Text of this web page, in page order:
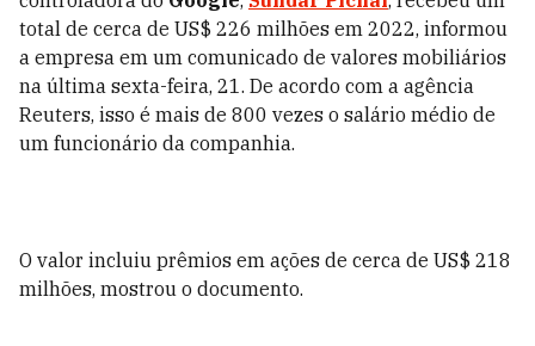
total de cerca de US$ 226 milhões em 2022, informou
a empresa em um comunicado de valores mobiliários
na última sexta-feira, 21. De acordo com a agência
Reuters, isso é mais de 800 vezes o salário médio de
um funcionário da companhia.
O valor incluiu prêmios em ações de cerca de US$ 218
milhões, mostrou o documento.